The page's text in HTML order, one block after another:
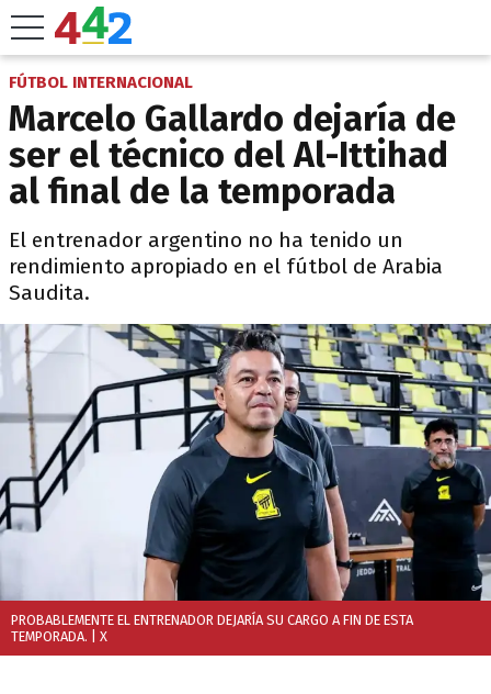
FÚTBOL INTERNACIONAL
Marcelo Gallardo dejaría de
ser el técnico del Al-Ittihad
al final de la temporada
El entrenador argentino no ha tenido un
rendimiento apropiado en el fútbol de Arabia
Saudita.
PROBABLEMENTE EL ENTRENADOR DEJARÍA SU CARGO A FIN DE ESTA
TEMPORADA. | X